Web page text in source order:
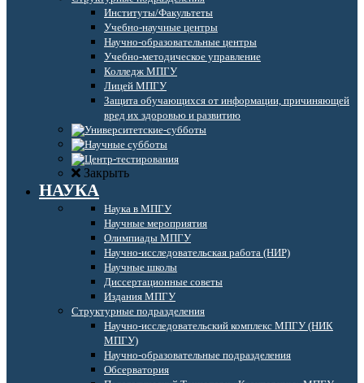
Институты/Факультеты
Учебно-научные центры
Научно-образовательные центры
Учебно-методическое управление
Колледж МПГУ
Лицей МПГУ
Защита обучающихся от информации, причиняющей
вред их здоровью и развитию
Закрыть
НАУКА
Наука в МПГУ
Научные мероприятия
Олимпиады МПГУ
Научно-исследовательская работа (НИР)
Научные школы
Диссертационные советы
Издания МПГУ
Структурные подразделения
Научно-исследовательский комплекс МПГУ (НИК
МПГУ)
Научно-образовательные подразделения
Обсерватория